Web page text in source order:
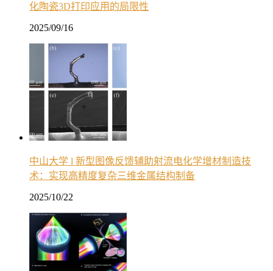
化陶瓷3D打印应用的局限性
2025/09/16
中山大学 l 新型图像反馈辅助射流电化学增材制造技
术：实现高精度复杂三维金属结构制备
2025/10/22